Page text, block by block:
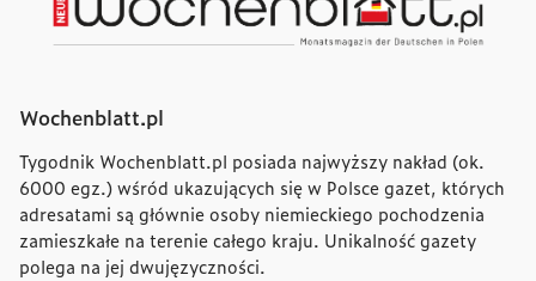
Wochenblatt.pl
Tygodnik Wochenblatt.pl posiada najwyższy nakład (ok.
6000 egz.) wśród ukazujących się w Polsce gazet, których
adresatami są głównie osoby niemieckiego pochodzenia
zamieszkałe na terenie całego kraju. Unikalność gazety
polega na jej dwujęzyczności.